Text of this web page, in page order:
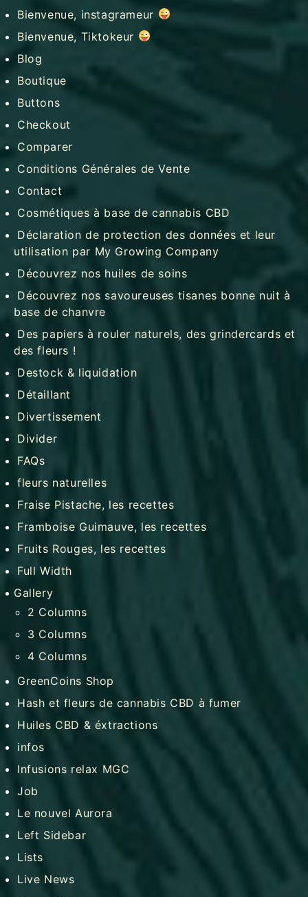
Bienvenue, instagrameur
Bienvenue, Tiktokeur
Blog
Boutique
Buttons
Checkout
Comparer
Conditions Générales de Vente
Contact
Cosmétiques à base de cannabis CBD
Déclaration de protection des données et leur
utilisation par My Growing Company
Découvrez nos huiles de soins
Découvrez nos savoureuses tisanes bonne nuit à
base de chanvre
Des papiers à rouler naturels, des grindercards et
des fleurs !
Destock & liquidation
Détaillant
Divertissement
Divider
FAQs
fleurs naturelles
Fraise Pistache, les recettes
Framboise Guimauve, les recettes
Fruits Rouges, les recettes
Full Width
Gallery
2 Columns
3 Columns
4 Columns
GreenCoins Shop
Hash et fleurs de cannabis CBD à fumer
Huiles CBD & éxtractions
infos
Infusions relax MGC
Job
Le nouvel Aurora
Left Sidebar
Lists
Live News